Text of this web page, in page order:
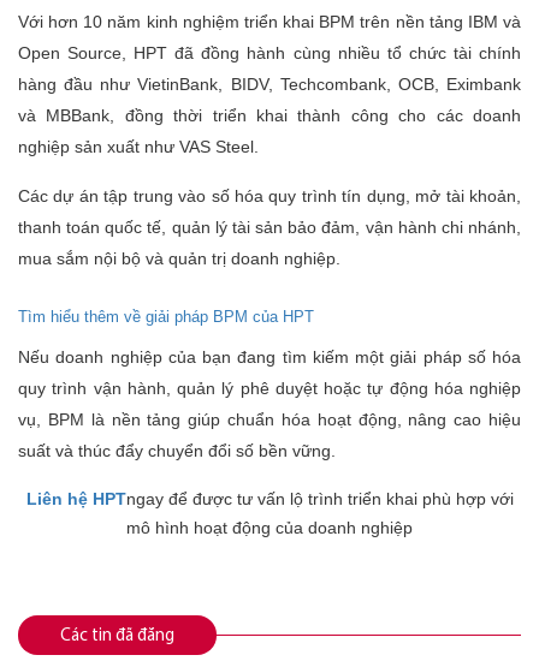
Với hơn 10 năm kinh nghiệm triển khai BPM trên nền tảng IBM và
Open Source, HPT đã đồng hành cùng nhiều tổ chức tài chính
hàng đầu như VietinBank, BIDV, Techcombank, OCB, Eximbank
và MBBank, đồng thời triển khai thành công cho các doanh
nghiệp sản xuất như VAS Steel.
Các dự án tập trung vào số hóa quy trình tín dụng, mở tài khoản,
thanh toán quốc tế, quản lý tài sản bảo đảm, vận hành chi nhánh,
mua sắm nội bộ và quản trị doanh nghiệp.
Tìm hiểu thêm về giải pháp BPM của HPT
Nếu doanh nghiệp của bạn đang tìm kiếm một giải pháp số hóa
quy trình vận hành, quản lý phê duyệt hoặc tự động hóa nghiệp
vụ, BPM là nền tảng giúp chuẩn hóa hoạt động, nâng cao hiệu
suất và thúc đẩy chuyển đổi số bền vững.
Liên hệ HPTngay để được tư vấn lộ trình triển khai phù hợp với
mô hình hoạt động của doanh nghiệp
Các tin đã đăng